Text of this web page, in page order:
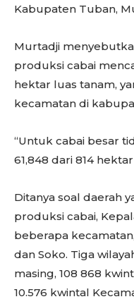
Kabupaten Tuban,
Murtadji
produksi cabai
hektar luas tanam,
kecamatan di
“Untuk cabai besar
61,848 dari 814
Ditanya soal daerah
produksi cabai,
beberapa
dan Soko. Tiga
masing, 108 868
10.576 kwintal